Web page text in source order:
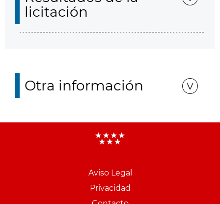
licitación
Otra información
Aviso Legal
Privacidad